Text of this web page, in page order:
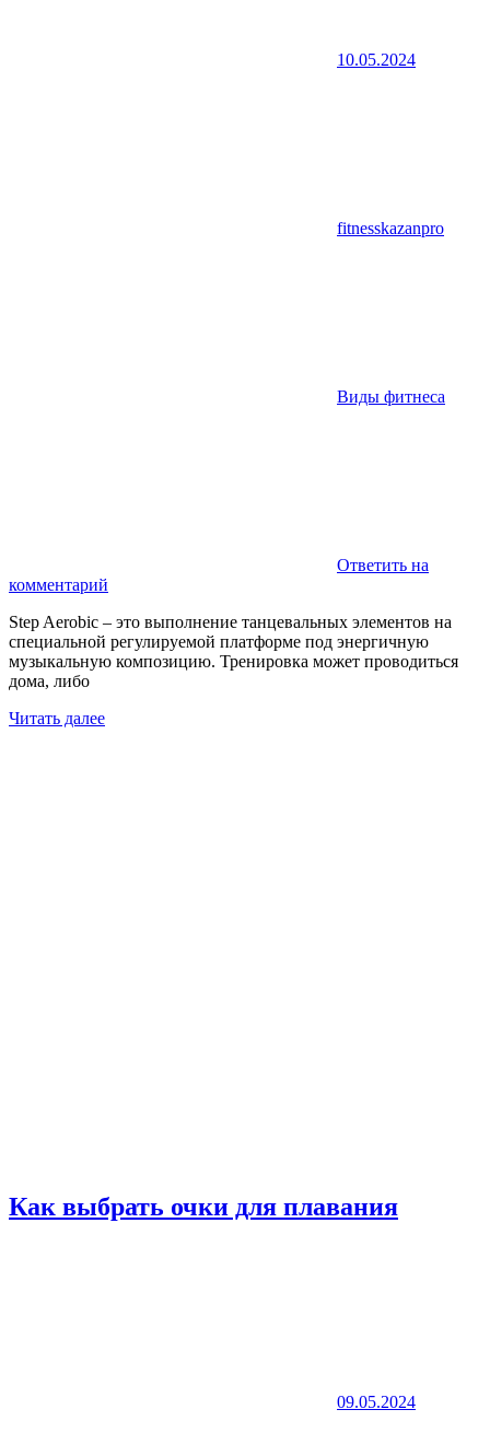
10.05.2024
fitnesskazanpro
Виды фитнеса
Ответить на
комментарий
Step Aerobic – это выполнение танцевальных элементов на
специальной регулируемой платформе под энергичную
музыкальную композицию. Тренировка может проводиться
дома, либо
Читать далее
Как выбрать очки для плавания
09.05.2024